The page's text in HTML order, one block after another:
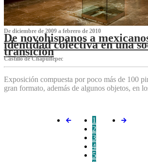
De diciembre de 2009 a febrero de 2010
De novohispanos a
identidad colectiva en una
transición
Castillo de Chapultepec
Exposición compuesta por poco más de 100
gran formato, además de algunos objetos, en
1
2
3
4
5